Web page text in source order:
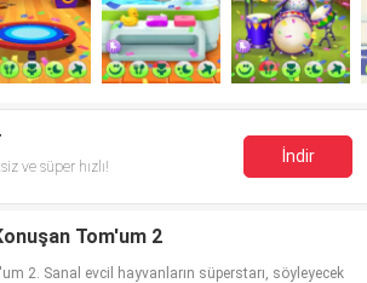
ve süper hızlı!
İndir
Tom'um 2
2. Sanal evcil hayvanların süperstarı, söyleyecek